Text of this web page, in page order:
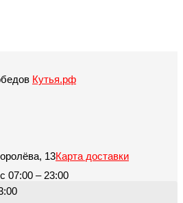
Кутья.рф
13Карта доставки
07:00 – 23:00